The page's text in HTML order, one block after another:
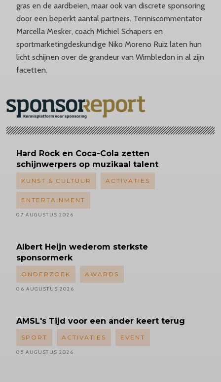
gras en de aardbeien, maar ook van discrete sponsoring
door een beperkt aantal partners. Tenniscommentator
Marcella Mesker, coach Michiel Schapers en
sportmarketingdeskundige Niko Moreno Ruiz laten hun
licht schijnen over de grandeur van Wimbledon in al zijn
facetten.
Hard Rock en Coca-Cola zetten
schijnwerpers op muzikaal talent
KUNST & CULTUUR ACTIVATIES
ENTERTAINMENT
07 AUGUSTUS 2026
Albert Heijn wederom sterkste
sponsormerk
ONDERZOEK AWARDS
06 AUGUSTUS 2026
AMSL's Tijd voor een ander keert terug
SPORT ACTIVATIES EVENT
05 AUGUSTUS 2026